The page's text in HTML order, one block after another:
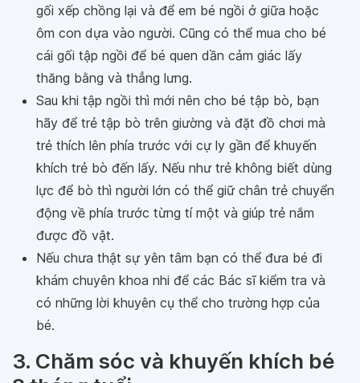
gối xếp chồng lại và để em bé ngồi ở giữa hoặc
ôm con dựa vào người. Cũng có thể mua cho bé
cái gối tập ngồi để bé quen dần cảm giác lấy
thăng bằng và thẳng lưng.
Sau khi tập ngồi thì mới nên cho bé tập bò, bạn
hãy để trẻ tập bò trên giường và đặt đồ chơi mà
trẻ thích lên phía trước với cự ly gần để khuyến
khích trẻ bò đến lấy. Nếu như trẻ không biết dùng
lực để bò thì người lớn có thể giữ chân trẻ chuyển
động về phía trước từng tí một và giúp trẻ nắm
được đồ vật.
Nếu chưa thật sự yên tâm bạn có thể đưa bé đi
khám chuyên khoa nhi để các Bác sĩ kiểm tra và
có những lời khuyên cụ thể cho trường hợp của
bé.
3. Chăm sóc và khuyến khích bé